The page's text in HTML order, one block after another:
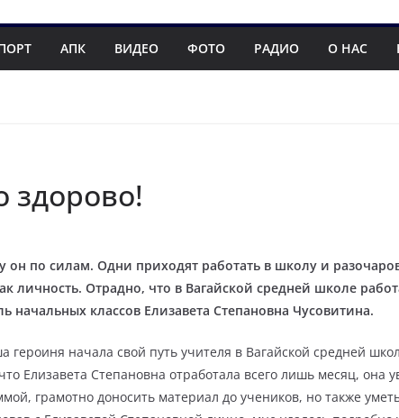
АПК ВИДЕО ФОТО РАДИО О НАС
здорово!
он по силам. Одни приходят работать в школу и
личность. Отрадно, что в Вагайской средней школе
начальных классов Елизавета Степановна Чусовитина.
начала свой путь учителя в Вагайской средней
Елизавета Степановна отработала всего лишь месяц, она
грамотно доносить материал до учеников, но также